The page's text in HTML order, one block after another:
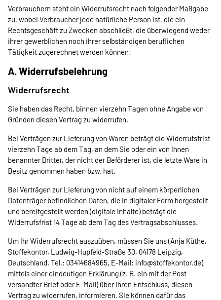
Verbrauchern steht ein Widerrufsrecht nach folgender Maßgabe
zu, wobei Verbraucher jede natürliche Person ist, die ein
Rechtsgeschäft zu Zwecken abschließt, die überwiegend weder
ihrer gewerblichen noch ihrer selbständigen beruflichen
Tätigkeit zugerechnet werden können:
A. Widerrufsbelehrung
Widerrufsrecht
Sie haben das Recht, binnen vierzehn Tagen ohne Angabe von
Gründen diesen Vertrag zu widerrufen.
Bei Verträgen zur Lieferung von Waren beträgt die Widerrufsfrist
vierzehn Tage ab dem Tag, an dem Sie oder ein von Ihnen
benannter Dritter, der nicht der Beförderer ist, die letzte Ware in
Besitz genommen haben bzw. hat.
Bei Verträgen zur Lieferung von nicht auf einem körperlichen
Datenträger befindlichen Daten, die in digitaler Form hergestellt
und bereitgestellt werden (digitale Inhalte) beträgt die
Widerrufsfrist 14 Tage ab dem Tag des Vertragsabschlusses.
Um Ihr Widerrufsrecht auszuüben, müssen Sie uns (Anja Küthe,
Stoffekontor, Ludwig-Hupfeld-Straße 30, 04178 Leipzig,
Deutschland, Tel.: 03414684965, E-Mail: info@stoffekontor.de)
mittels einer eindeutigen Erklärung (z. B. ein mit der Post
versandter Brief oder E-Mail) über Ihren Entschluss, diesen
Vertrag zu widerrufen, informieren. Sie können dafür das